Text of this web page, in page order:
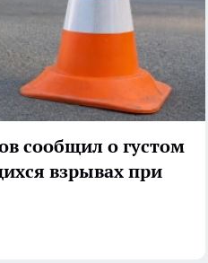
сообщил о густом
взрывах при